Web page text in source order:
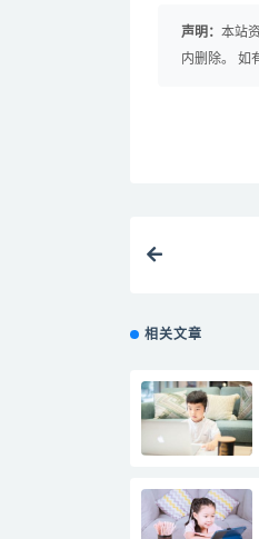
声明： 本站
内删除。 如
相关文章